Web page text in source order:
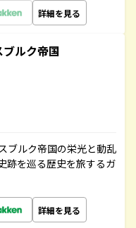
詳細を見る
ルク帝国
ブルク帝国の栄光と動乱
跡を巡る歴史を旅するガ
詳細を見る